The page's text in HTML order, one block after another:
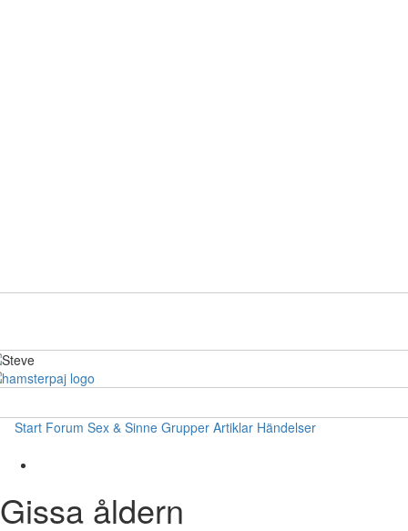
Start Forum Sex & Sinne Grupper Artiklar Händelser
Gissa åldern